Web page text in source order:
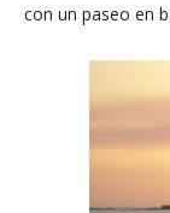
con un paseo en